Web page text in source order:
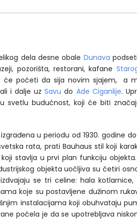
dela desne obale Dunava
pozorišta, restorani, kafane
će početi da sija novim sjajem, a
i dalje uzSavu do Ade Ciganlije.
svetlu budućnost, koji će biti
u periodu od 1930. godine do
rata, prati Bauhaus stil koji
stavlja u prvi plan funkciju
objekta uočljiva su četiri
se tri celine: hala kotlarnice,
koje su postavljene dužinom
instalacijama koji obuhvataju
počela je da se upotrebljava